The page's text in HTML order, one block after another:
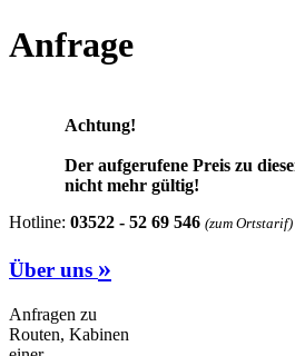
Anfrage
Achtung!
Der aufgerufene Preis zu
nicht mehr gültig!
Hotline: 03522 - 52 69 546 (zum Ortstarif)
Über uns »
Anfragen zu
Routen, Kabinen